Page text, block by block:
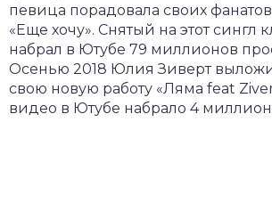
певица порадовала своих
«Еще хочу». Снятый на этот сингл
набрал в Ютубе 79 миллионов
Осенью 2018 Юлия Зиверт
свою новую работу «Ляма feat
видео в Ютубе набрало 4